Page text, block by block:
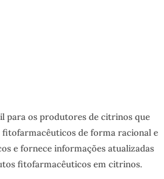
para os produtores de citrinos que
de forma racional e
e fornece informações atualizadas
fitofarmacêuticos em citrinos.